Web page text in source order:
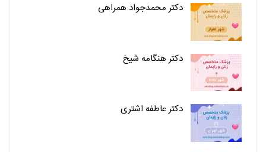
دکتر محمدجواد همراهی
دکتر هنگامه شیخ
دکتر عاطفه اشتری